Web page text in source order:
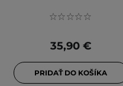
35,90 €
PRIDAŤ DO KOŠÍKA